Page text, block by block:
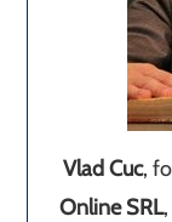
Vlad Cuc,
Online SRL